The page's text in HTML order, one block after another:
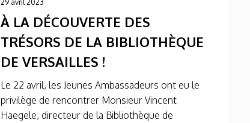
29 avril 2023
À LA DÉCOUVERTE DES
TRÉSORS DE LA BIBLIOTHÈQUE
DE VERSAILLES !
Le 22 avril, les Jeunes Ambassadeurs ont eu le
privilège de rencontrer Monsieur Vincent
Haegele, directeur de la Bibliothèque de